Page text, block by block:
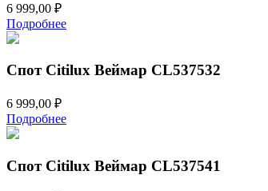
6 999,00 ₽
Подробнее
Спот Citilux Веймар CL537532
6 999,00 ₽
Подробнее
Спот Citilux Веймар CL537541